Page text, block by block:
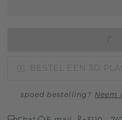
BESTEL EEN 3D
spoed bestelling? Neem